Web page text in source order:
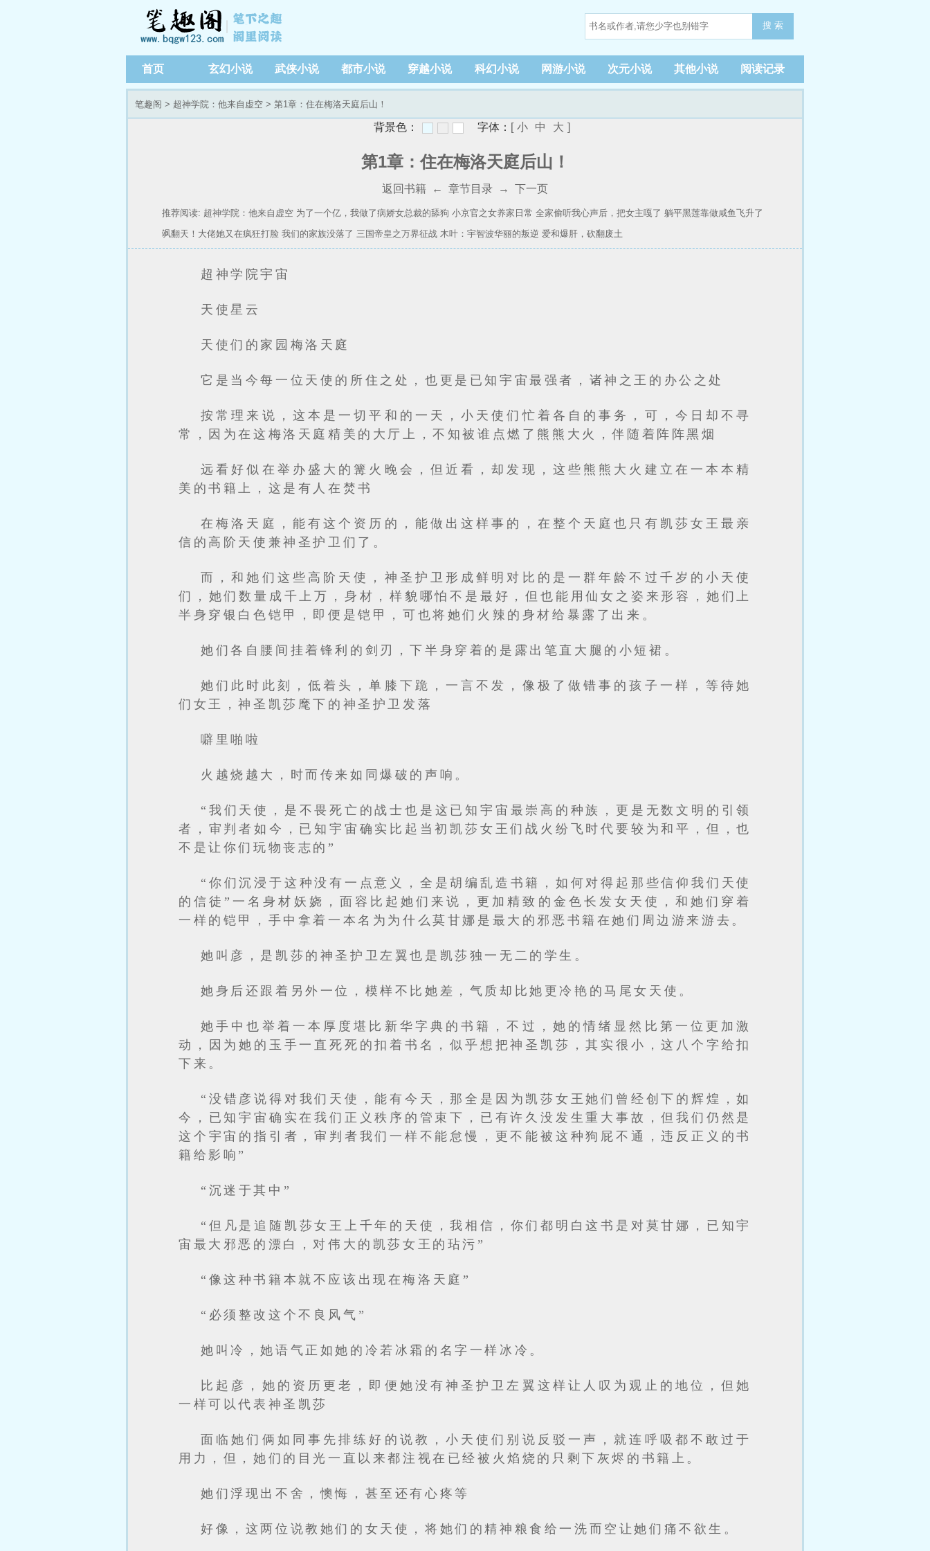
搜 索
首页 玄幻小说 武侠小说 都市小说 穿越小说 科幻小说 网游小说 次元小说 其他小说 阅读记录
笔趣阁 > 超神学院：他来自虚空 > 第1章：住在梅洛天庭后山！
背景色： 字体： [ 小 中 大 ]
第1章：住在梅洛天庭后山！
返回书籍 ← 章节目录 → 下一页
推荐阅读: 超神学院：他来自虚空 为了一个亿，我做了病娇女总裁的舔狗 小京官之女养家日常 全家偷听我心声后，把女主嘎了 躺平黑莲靠做咸鱼飞升了
飒翻天！大佬她又在疯狂打脸 我们的家族没落了 三国帝皇之万界征战 木叶：宇智波华丽的叛逆 爱和爆肝，砍翻废土
超神学院宇宙
天使星云
天使们的家园梅洛天庭
它是当今每一位天使的所住之处，也更是已知宇宙最强者，诸神之王的办公之处
按常理来说，这本是一切平和的一天，小天使们忙着各自的事务，可，今日却不寻
常，因为在这梅洛天庭精美的大厅上，不知被谁点燃了熊熊大火，伴随着阵阵黑烟
远看好似在举办盛大的篝火晚会，但近看，却发现，这些熊熊大火建立在一本本精
美的书籍上，这是有人在焚书
在梅洛天庭，能有这个资历的，能做出这样事的，在整个天庭也只有凯莎女王最亲
信的高阶天使兼神圣护卫们了。
而，和她们这些高阶天使，神圣护卫形成鲜明对比的是一群年龄不过千岁的小天使
们，她们数量成千上万，身材，样貌哪怕不是最好，但也能用仙女之姿来形容，她们上
半身穿银白色铠甲，即便是铠甲，可也将她们火辣的身材给暴露了出来。
她们各自腰间挂着锋利的剑刃，下半身穿着的是露出笔直大腿的小短裙。
她们此时此刻，低着头，单膝下跪，一言不发，像极了做错事的孩子一样，等待她
们女王，神圣凯莎麾下的神圣护卫发落
噼里啪啦
火越烧越大，时而传来如同爆破的声响。
“我们天使，是不畏死亡的战士也是这已知宇宙最崇高的种族，更是无数文明的引领
者，审判者如今，已知宇宙确实比起当初凯莎女王们战火纷飞时代要较为和平，但，也
不是让你们玩物丧志的”
“你们沉浸于这种没有一点意义，全是胡编乱造书籍，如何对得起那些信仰我们天使
的信徒”一名身材妖娆，面容比起她们来说，更加精致的金色长发女天使，和她们穿着
一样的铠甲，手中拿着一本名为为什么莫甘娜是最大的邪恶书籍在她们周边游来游去。
她叫彦，是凯莎的神圣护卫左翼也是凯莎独一无二的学生。
她身后还跟着另外一位，模样不比她差，气质却比她更冷艳的马尾女天使。
她手中也举着一本厚度堪比新华字典的书籍，不过，她的情绪显然比第一位更加激
动，因为她的玉手一直死死的扣着书名，似乎想把神圣凯莎，其实很小，这八个字给扣
下来。
“没错彦说得对我们天使，能有今天，那全是因为凯莎女王她们曾经创下的辉煌，如
今，已知宇宙确实在我们正义秩序的管束下，已有许久没发生重大事故，但我们仍然是
这个宇宙的指引者，审判者我们一样不能怠慢，更不能被这种狗屁不通，违反正义的书
籍给影响”
“沉迷于其中”
“但凡是追随凯莎女王上千年的天使，我相信，你们都明白这书是对莫甘娜，已知宇
宙最大邪恶的漂白，对伟大的凯莎女王的玷污”
“像这种书籍本就不应该出现在梅洛天庭”
“必须整改这个不良风气”
她叫冷，她语气正如她的冷若冰霜的名字一样冰冷。
比起彦，她的资历更老，即便她没有神圣护卫左翼这样让人叹为观止的地位，但她
一样可以代表神圣凯莎
面临她们俩如同事先排练好的说教，小天使们别说反驳一声，就连呼吸都不敢过于
用力，但，她们的目光一直以来都注视在已经被火焰烧的只剩下灰烬的书籍上。
她们浮现出不舍，懊悔，甚至还有心疼等
好像，这两位说教她们的女天使，将她们的精神粮食给一洗而空让她们痛不欲生。